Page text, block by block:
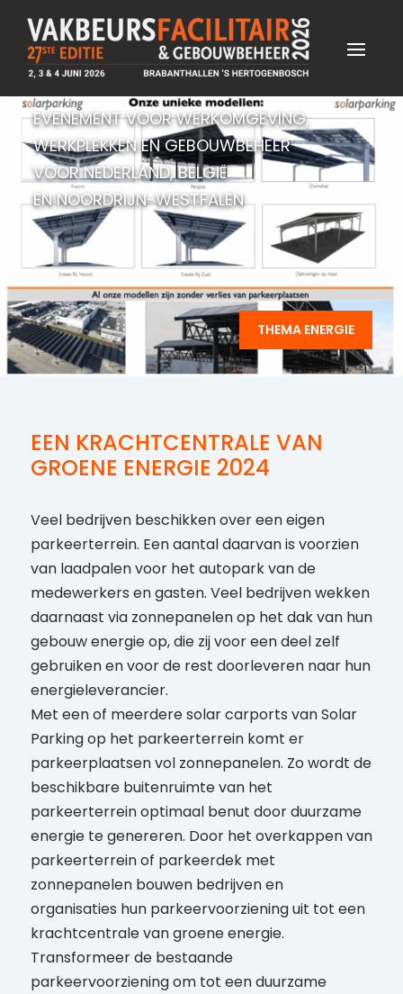
EVENEMENT VOOR WERKOMGEVING,
WERKPLEKKEN EN GEBOUWBEHEER
VOOR NEDERLAND, BELGIË
EN NOORDRIJN-WESTFALEN
THEMA ENERGIE
EEN KRACHTCENTRALE VAN
GROENE ENERGIE 2024
Veel bedrijven beschikken over een eigen
parkeerterrein. Een aantal daarvan is voorzien
van laadpalen voor het autopark van de
medewerkers en gasten. Veel bedrijven wekken
daarnaast via zonnepanelen op het dak van hun
gebouw energie op, die zij voor een deel zelf
gebruiken en voor de rest doorleveren naar hun
energieleverancier.
Met een of meerdere solar carports van Solar
Parking op het parkeerterrein komt er
parkeerplaatsen vol zonnepanelen. Zo wordt de
beschikbare buitenruimte van het
parkeerterrein optimaal benut door duurzame
energie te genereren. Door het overkappen van
parkeerterrein of parkeerdek met
zonnepanelen bouwen bedrijven en
organisaties hun parkeervoorziening uit tot een
krachtcentrale van groene energie.
Transformeer de bestaande
parkeervoorziening om tot een duurzame